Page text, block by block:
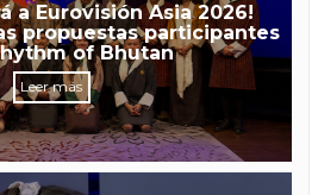
a Eurovisión Asia 2026!
propuestas participantes
of Bhutan
Leer más